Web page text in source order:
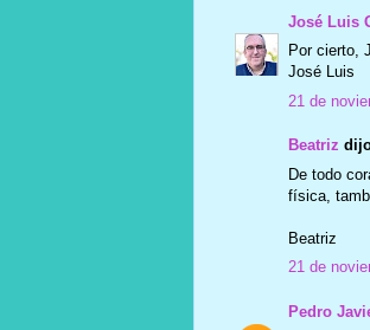
José Luis
Por cierto,
José Luis
21 de
Beatriz
De todo
física,
Beatriz
21 de
Pedro